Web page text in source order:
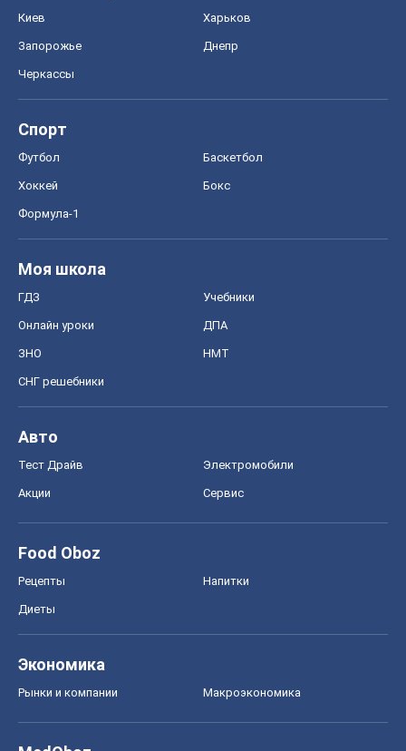
Киев Харьков
Запорожье Днепр
Черкассы
Спорт
Футбол Баскетбол
Хоккей Бокс
Формула-1
Моя школа
ГДЗ Учебники
Онлайн уроки ДПА
ЗНО НМТ
СНГ решебники
Авто
Тест Драйв Электромобили
Акции Сервис
Food Oboz
Рецепты Напитки
Диеты
Экономика
Рынки и компании Mакроэкономика